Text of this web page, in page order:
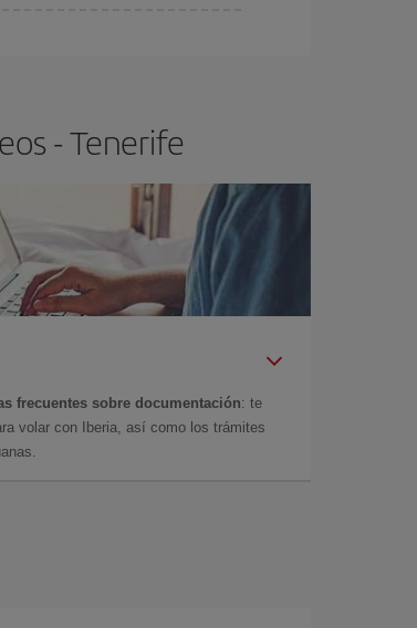
- Tenerife
frecuentes sobre documentación: te
volar con Iberia, así como los trámites